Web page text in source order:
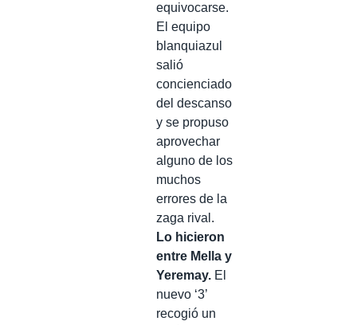
equivocarse.
El equipo
blanquiazul
salió
concienciado
del descanso
y se propuso
aprovechar
alguno de los
muchos
errores de la
zaga rival.
Lo hicieron
entre Mella y
Yeremay. El
nuevo ‘3’
recogió un